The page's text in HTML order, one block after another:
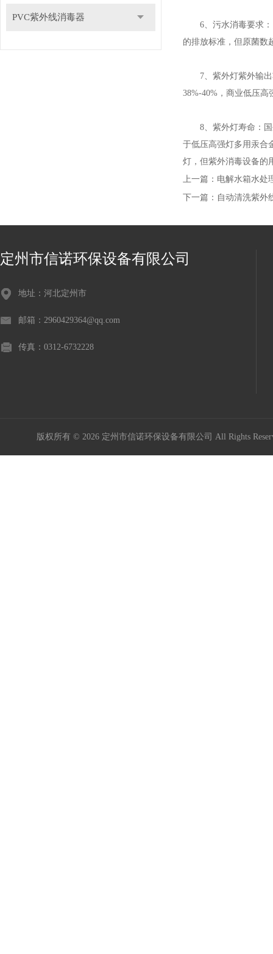
PVC紫外线消毒器
6、污水消毒要求：
的排放标准，但原菌数
7、紫外灯紫外输出
38%-40%，商业低压高
8、紫外灯寿命：国
于低压高强灯多用汞合
灯，但紫外消毒设备的
上一篇： 电解水箱水处
下一篇： 自动清洗紫外
定州市信诺环保设备有限公司
地址：河北定州市
邮箱：2960429364@qq.com
传真：0312-6732228
版权所有 © 2026 定州市信诺环保设备有限公司 All Rights